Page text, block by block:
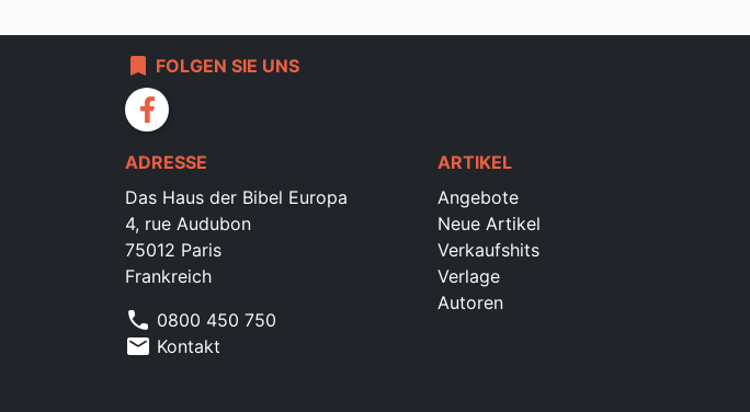
bookmark FOLGEN SIE UNS
facebook
ADRESSE
Das Haus der Bibel Europa
4, rue Audubon
75012 Paris
Frankreich
phone 0800 450 750
mail Kontakt
ARTIKEL
Angebote
Neue Artikel
Verkaufshits
Verlage
Autoren